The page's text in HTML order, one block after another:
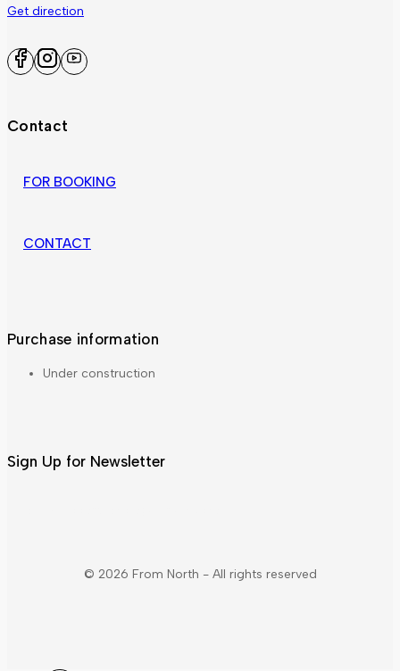
Get direction
Contact
FOR BOOKING
CONTACT
Purchase information
Under construction
Sign Up for Newsletter
© 2026 From North - All rights reserved